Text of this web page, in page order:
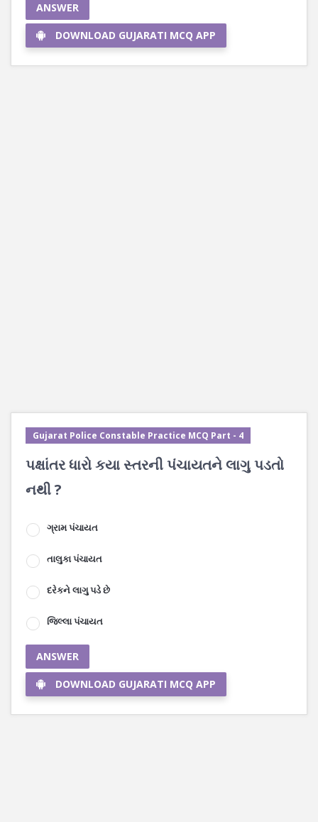
ANSWER
DOWNLOAD GUJARATI MCQ APP
Gujarat Police Constable Practice MCQ Part - 4
પક્ષાંતર ધારો કયા સ્તરની પંચાયતને લાગુ પડતો
નથી ?
ગ્રામ પંચાયત
તાલુકા પંચાયત
દરેકને લાગુ પડે છે
જિલ્લા પંચાયત
ANSWER
DOWNLOAD GUJARATI MCQ APP